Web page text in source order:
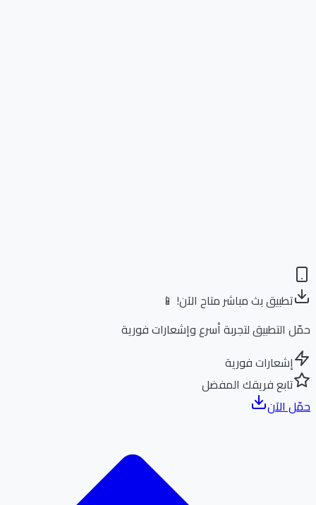
تطبيق بث مباشر متاح الآن! 📱
التطبيق لتجربة أسرع وإشعارات فورية
إشعارات فورية
تابع فريقك المفضل
الآن